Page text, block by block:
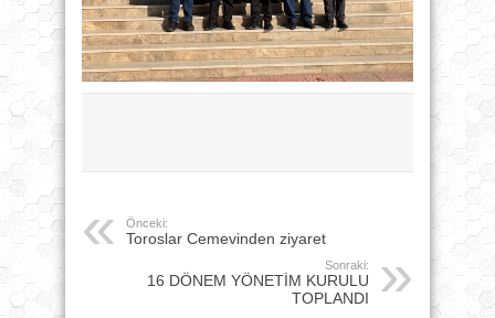
Önceki:
Toroslar Cemevinden ziyaret
Sonraki:
16 DÖNEM YÖNETİM KURULU
TOPLANDI